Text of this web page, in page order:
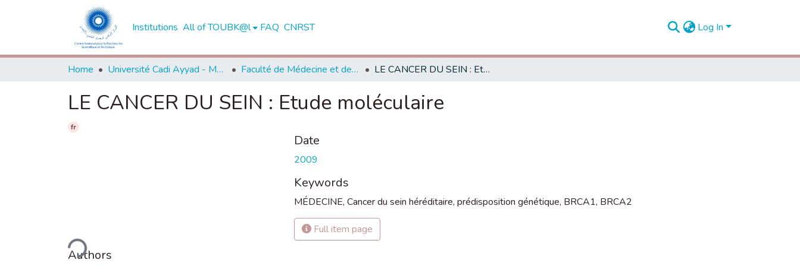
Institutions All of TOUBK@l FAQ CNRST Log In
Home Université Cadi Ayyad - Marrakech Faculté de Médecine et de Pharmacie - Marrakech LE CANCER DU SEIN : Etude moléculaire
LE CANCER DU SEIN : Etude moléculaire
fr
Loading...
Authors
Date
2009
Keywords
MÉDECINE, Cancer du sein héréditaire, prédisposition génétique, BRCA1, BRCA2
Full item page